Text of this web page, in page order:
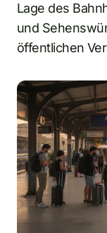
Lage des
und
öffentlichen